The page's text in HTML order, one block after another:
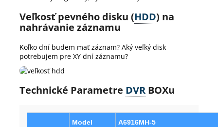
Veľkosť pevného disku (HDD) na
nahrávanie záznamu
Koľko dní budem mať záznam? Aký veľký disk
potrebujem pre XY dní záznamu?
Technické Parametre DVR BOXu
Model A6916MH-5